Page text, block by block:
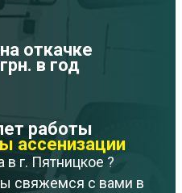
откачке
грн. в год
работы
ассенизации
в г. Пятницкое ?
свяжемся с вами в